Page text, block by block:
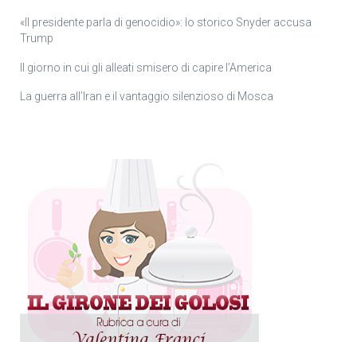
«Il presidente parla di genocidio»: lo storico Snyder accusa
Trump
Il giorno in cui gli alleati smisero di capire l’America
La guerra all’Iran e il vantaggio silenzioso di Mosca